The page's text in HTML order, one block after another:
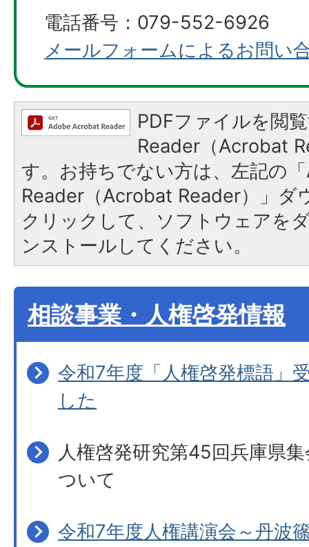
電話番号：079-552-6926
メールフォームによるお問い
PDFファイルを閲
Reader（Acrobat
す。お持ちでない方は、左記の
Reader（Acrobat Reader）」ダ
クリックして、ソフトウェアを
ンストールしてください。
相談事業・人権啓発情報
令和7年度「人権啓発標語」
した
人権啓発研究第45回兵庫県
ついて
令和7年度人権講演会～丹波